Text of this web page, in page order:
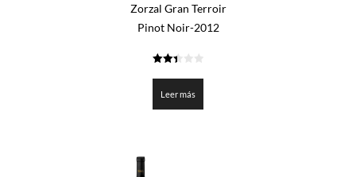
Zorzal Gran Terroir
Pinot Noir-2012
de 5
Leer más